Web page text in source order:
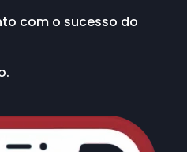
com o sucesso do